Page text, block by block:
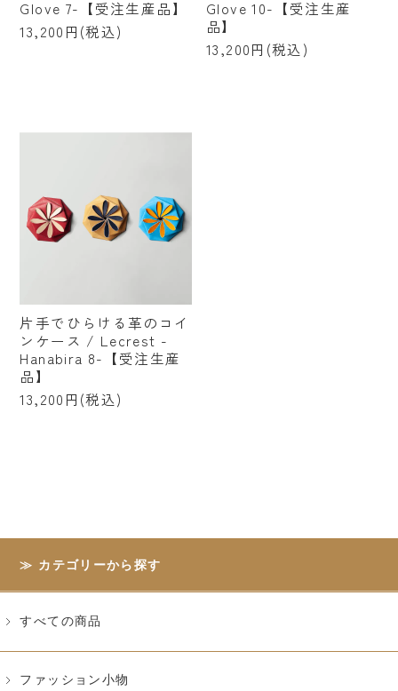
Glove 7-【受注生産品】
13,200円(税込)
Glove 10-【受注生産
品】
13,200円(税込)
片手でひらける革のコイ
ンケース / Lecrest -
Hanabira 8-【受注生産
品】
13,200円(税込)
カテゴリーから探す
すべての商品
ファッション小物